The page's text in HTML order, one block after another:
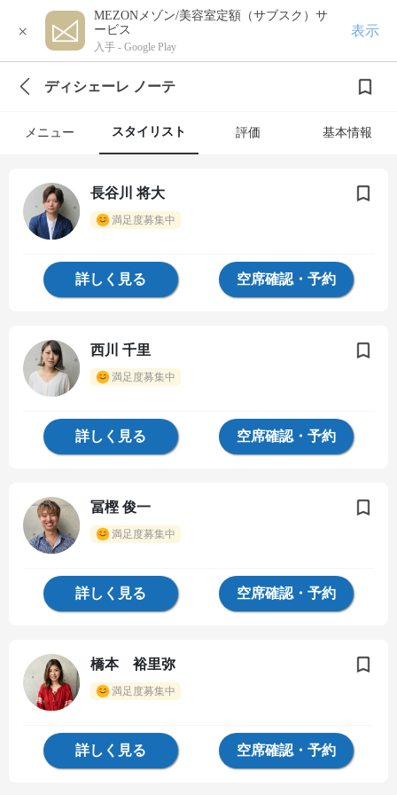
×
MEZONメゾン/美容室定額（サブスク）サ
ービス
入手 - Google Play
表示
ディシェーレ ノーテ
メニュー スタイリスト 評価 基本情報
長谷川 将大
満足度募集中
詳しく見る 空席確認・予約
西川 千里
満足度募集中
詳しく見る 空席確認・予約
冨樫 俊一
満足度募集中
詳しく見る 空席確認・予約
橋本 裕里弥
満足度募集中
詳しく見る 空席確認・予約